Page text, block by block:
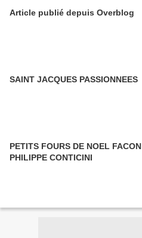
Article publié depuis Overblog
SAINT JACQUES PASSIONNEES
PETITS FOURS DE NOEL FACON
PHILIPPE CONTICINI